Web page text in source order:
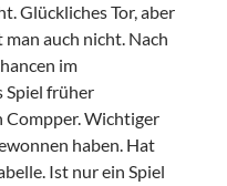
Glückliches Tor, aber
auch nicht. Nach
im
Spiel früher
Compper. Wichtiger
haben. Hat
Ist nur ein Spiel